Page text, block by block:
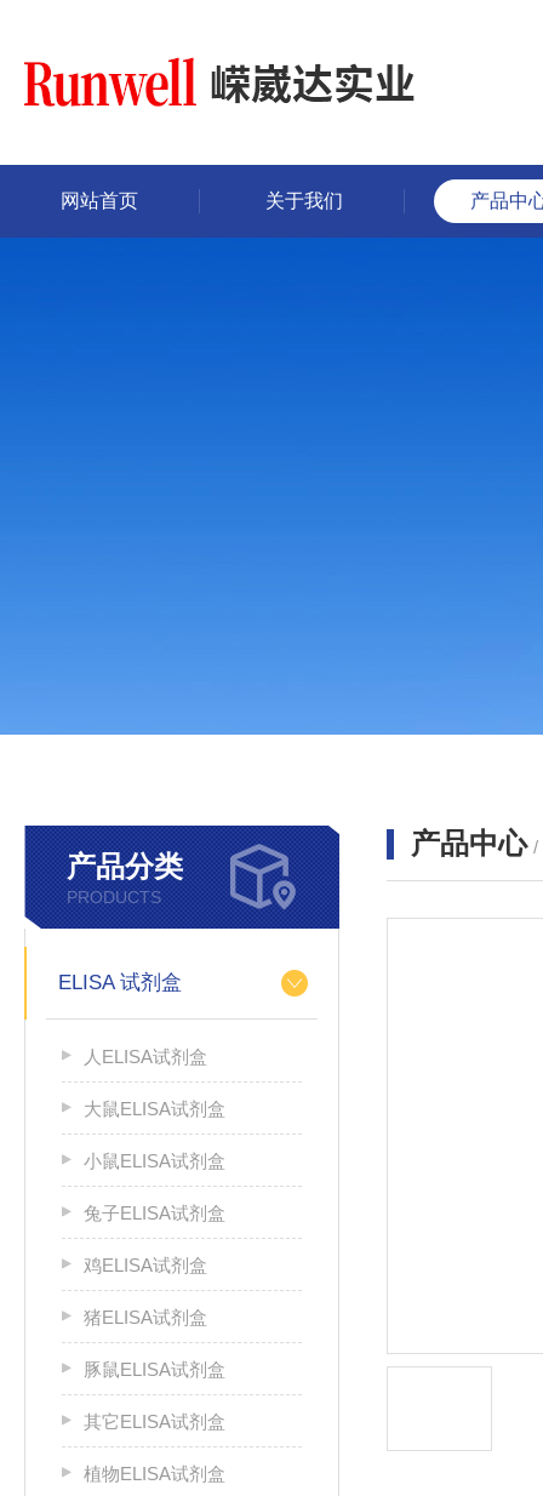
网站首页 关于我们 产品中
产品分类
PRODUCTS
ELISA 试剂盒
人ELISA试剂盒
大鼠ELISA试剂盒
小鼠ELISA试剂盒
兔子ELISA试剂盒
鸡ELISA试剂盒
猪ELISA试剂盒
豚鼠ELISA试剂盒
其它ELISA试剂盒
植物ELISA试剂盒
产品中心 /